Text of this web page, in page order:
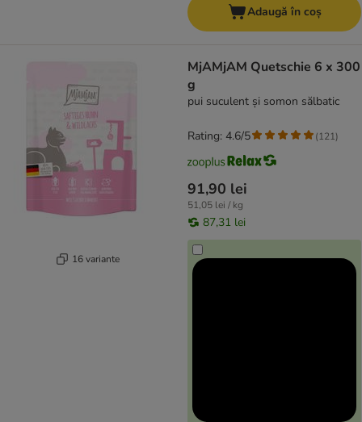
Adaugă în coș
16 variante
MjAMjAM Quetschie 6 x 300
g
pui suculent și somon sălbatic
91,90 lei
51,05 lei / kg
87,31 lei
Rating: 4.6/5 (121)